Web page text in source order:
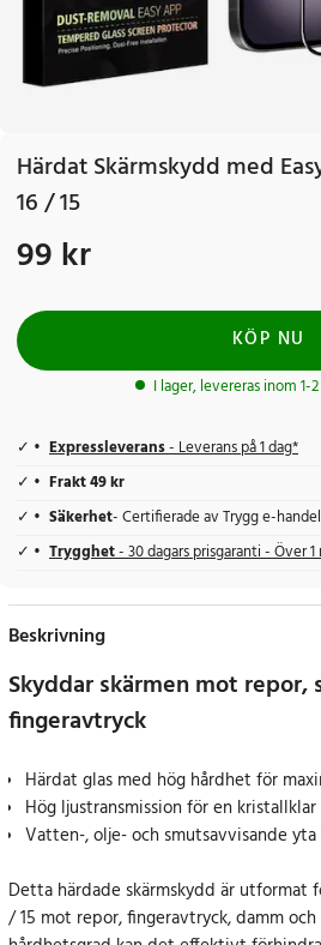
Härdat Skärmskydd med
16 / 15
Pris: 99 kr
99 kr
KÖP NU
I lager, levereras inom 1-
Expressleverans- Leverans på 1 dag*
Frakt 49 kr
Säkerhet- Certifierade av Trygg e-handel
Trygghet- 30 dagars prisgaranti - Över
Beskrivning
Skyddar skärmen mot repor,
fingeravtryck
Härdat glas med hög hårdhet för
Hög ljustransmission för en
Vatten-, olje- och smutsavvisande
Detta härdade skärmskydd är utformat
/ 15 mot repor, fingeravtryck, damm